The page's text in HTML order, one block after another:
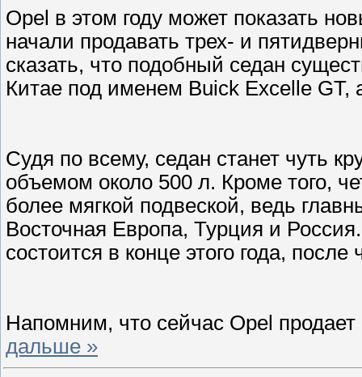
Opel в этом году может показать
начали продавать трех- и
сказать, что подобный седан
Китае под именем Buick Excelle
Судя по всему, седан станет чуть
объемом около 500 л. Кроме того,
более мягкой подвеской, ведь
Восточная Европа, Турция и
состоится в конце этого года,
Напомним, что сейчас Opel
дальше »